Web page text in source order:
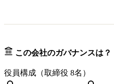
この会社のガバナンスは？
役員構成（取締役 8名）